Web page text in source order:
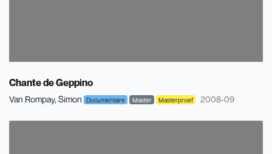
Chante de Geppino
Van Rompay, Simon Documentaire Master Masterproef 2008-09